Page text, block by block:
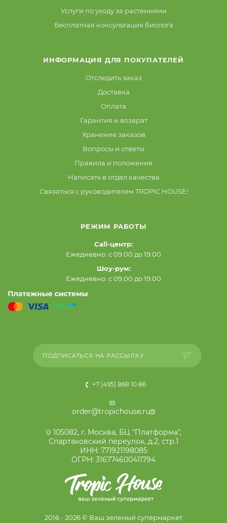
Услуги по уходу за растениями
Бесплатная консультация биолога
ИНФОРМАЦИЯ ДЛЯ ПОКУПАТЕЛЕЙ
Отследить заказ
Доставка
Оплата
Гарантия и возврат
Хранение заказов
Вопросы и ответы
Правила и положения
Написать в отдел качества
Связаться с руководителем TROPIC HOUSE!
РЕЖИМ РАБОТЫ
Call-центр:
Ежедневно: с 09:00 до 19:00
Шоу-рум:
Ежедневно: с 09:00 до 19:00
ПОДПИСАТЬСЯ НА РАССЫЛКУ
+7 (495) 868 10 86
order@tropichouse.ru
105082, г. Москва, БЦ "Платформа",
Спартаковский переулок, д.2, стр.1
ИНН: 771921198085
ОГРН: 316774600411794
2016 - 2026 © Ваш зеленый супермаркет